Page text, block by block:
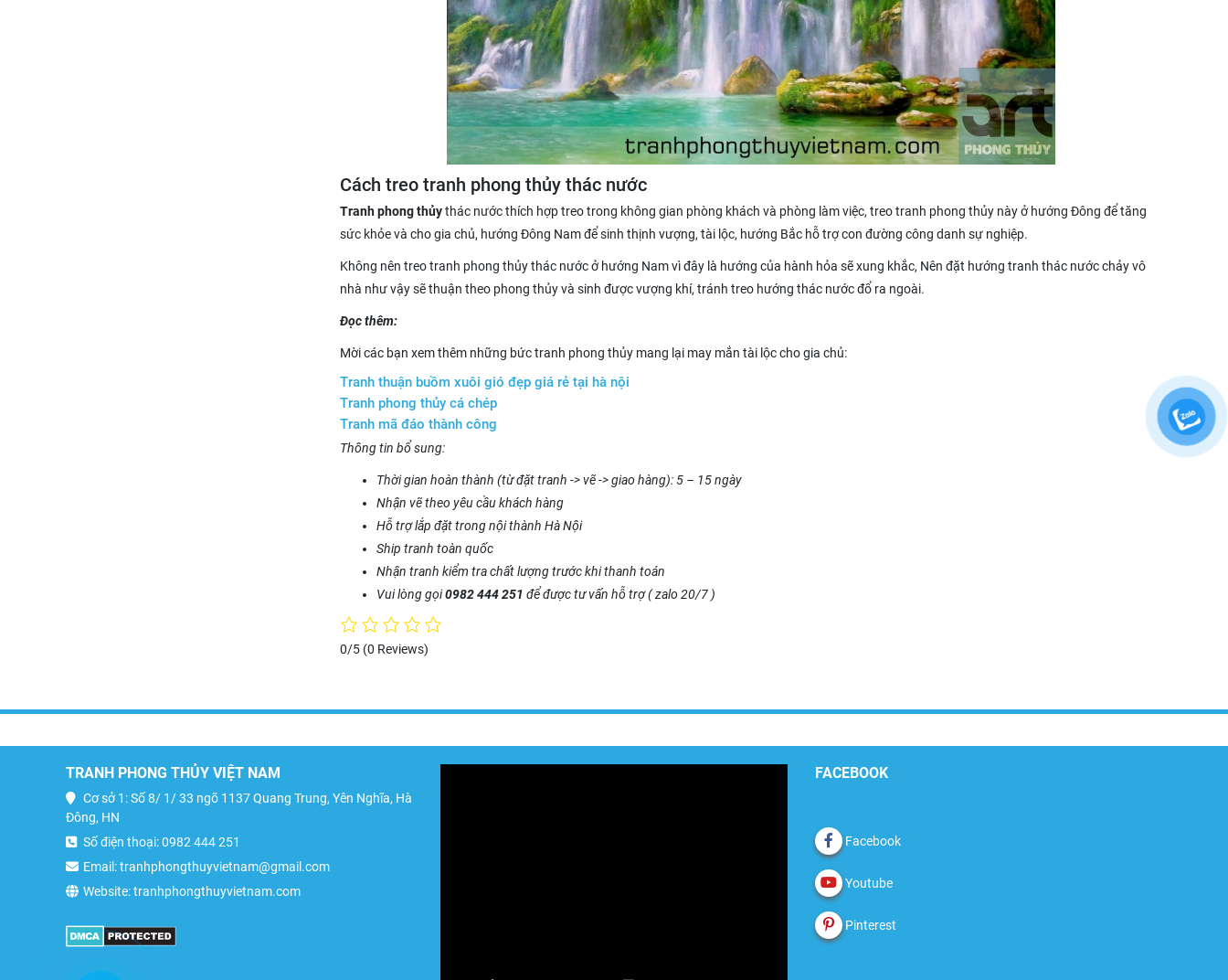
Cách treo tranh phong thủy thác nước
Tranh phong thủythác nước thích hợp treo trong không gian phòng khách và phòng làm việc, treo tranh phong thủy này ở hướng Đông để tăng
sức khỏe và cho gia chủ, hướng Đông Nam để sinh thịnh vượng, tài lộc, hướng Bắc hỗ trợ con đường công danh sự nghiệp.
Không nên treo tranh phong thủy thác nước ở hướng Nam vì đây là hướng của hành hỏa sẽ xung khắc, Nên đặt hướng tranh thác nước chảy vô
nhà như vậy sẽ thuận theo phong thủy và sinh được vượng khí, tránh treo hướng thác nước đổ ra ngoài.
Đọc thêm:
Mời các bạn xem thêm những bức tranh phong thủy mang lại may mắn tài lộc cho gia chủ:
Tranh thuận buồm xuôi gió đẹp giá rẻ tại hà nội
Tranh phong thủy cá chép
Tranh mã đáo thành công
Thông tin bổ sung:
Thời gian hoàn thành (từ đặt tranh -> vẽ -> giao hàng): 5 – 15 ngày
Nhận vẽ theo yêu cầu khách hàng
Hỗ trợ lắp đặt trong nội thành Hà Nội
Ship tranh toàn quốc
Nhận tranh kiểm tra chất lượng trước khi thanh toán
Vui lòng gọi0982 444 251 để được tư vấn hỗ trợ ( zalo 20/7 )
0/5 (0 Reviews)
TRANH PHONG THỦY VIỆT NAM
Cơ sở 1: Số 8/ 1/ 33 ngõ 1137 Quang Trung, Yên Nghĩa, Hà
Đông, HN
Số điện thoại: 0982 444 251
Email: tranhphongthuyvietnam@gmail.com
Website: tranhphongthuyvietnam.com
FACEBOOK
Facebook
Youtube
Pinterest